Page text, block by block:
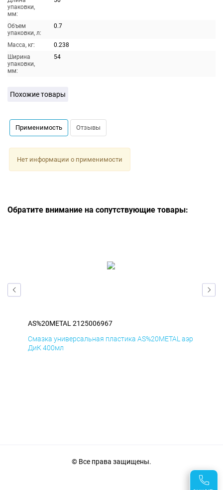
упаковки,
мм:
Объем
упаковки, л:
0.7
Масса, кг:
0.238
Ширина
упаковки,
мм:
54
Похожие товары
Применимость Отзывы
Нет информации о применимости
Обратите внимание на сопутствующие товары:
AS%20METAL 2125006967
Смазка универсальная пластика AS%20METAL аэр
ДиК 400мл
© Все права защищены.